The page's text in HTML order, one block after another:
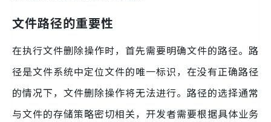
文件路径的重要性
在执行文件删除操作时，首先需要明确文件的路径。路
径是文件系统中定位文件的唯一标识，在没有正确路径
的情况下，文件删除操作将无法进行。路径的选择通常
与文件的存储策略密切相关，开发者需要根据具体业务